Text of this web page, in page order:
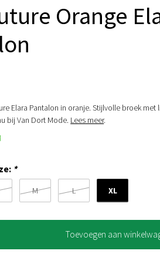
Orange
Elara Pantalon in oranje. Stijlvolle broek
bij Van Dort Mode. Lees meer.
*
M L XL
Toevoegen aan